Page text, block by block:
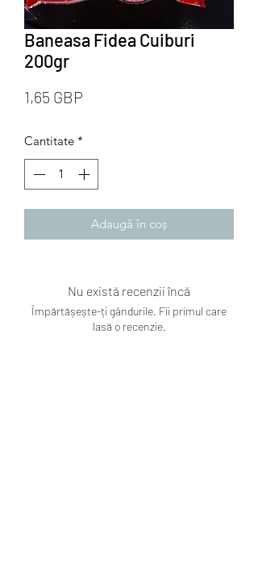
Baneasa Fidea Cuiburi
200gr
1,65 GBP
Cantitate *
Adaugă în coș
Nu există recenzii încă
Împărtășește-ți gândurile. Fii primul care
lasă o recenzie.